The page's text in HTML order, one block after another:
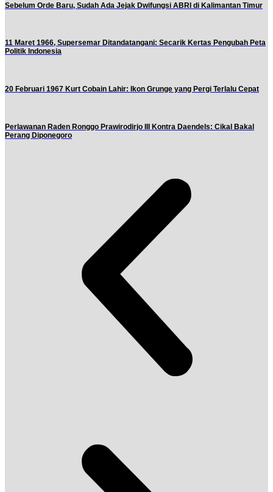
Sebelum Orde Baru, Sudah Ada Jejak Dwifungsi ABRI di Kalimantan Timur
11 Maret 1966, Supersemar Ditandatangani: Secarik Kertas Pengubah Peta
Politik Indonesia
20 Februari 1967 Kurt Cobain Lahir: Ikon Grunge yang Pergi Terlalu Cepat
Perlawanan Raden Ronggo Prawirodirjo III Kontra Daendels: Cikal Bakal
Perang Diponegoro